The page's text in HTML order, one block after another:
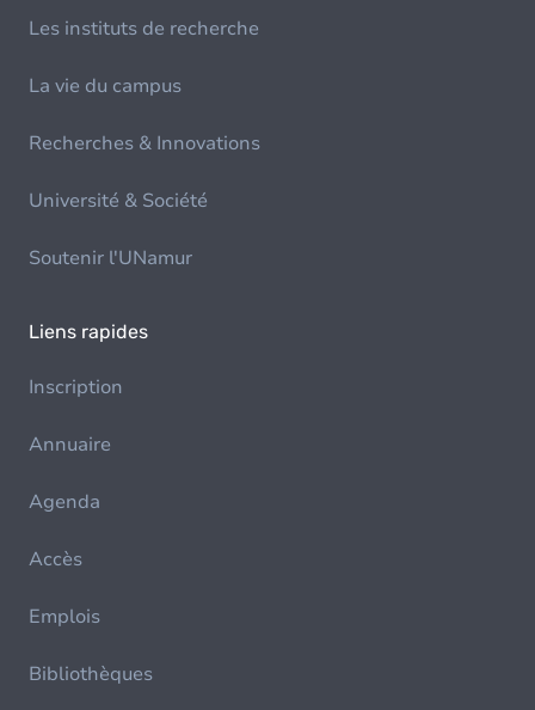
Les instituts de recherche
La vie du campus
Recherches & Innovations
Université & Société
Soutenir l'UNamur
Liens rapides
Inscription
Annuaire
Agenda
Accès
Emplois
Bibliothèques